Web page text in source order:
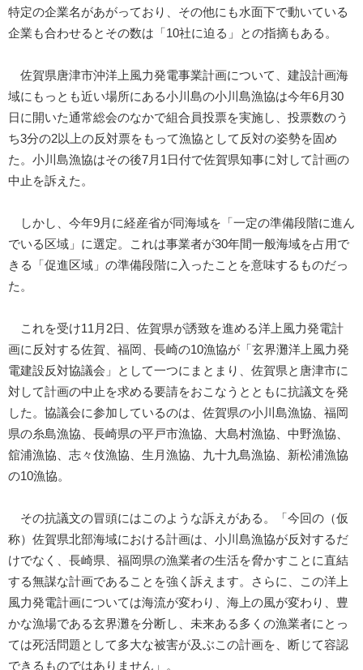
特定の企業名があがっており、その他にも水面下で動いている
企業も合わせるとその数は「10社に迫る」との指摘もある。
佐賀県唐津市沖洋上風力発電事業計画について、建設計画海
域にもっとも近い場所にある小川島の小川島漁協は今年6月30
日に開いた通常総会のなかで組合員投票を実施し、投票数のう
ち3分の2以上の反対票をもって漁協として反対の姿勢を固め
た。小川島漁協はその後7月1日付で佐賀県知事に対して計画の
中止を訴えた。
しかし、今年9月に経産省が同海域を「一定の準備段階に進ん
でいる区域」に選定。これは事業者が30年間一般海域を占用で
きる「促進区域」の準備段階に入ったことを意味するものだっ
た。
これを受け11月2日、佐賀県が誘致を進める洋上風力発電計
画に反対する佐賀、福岡、長崎の10漁協が「玄界灘洋上風力発
電建設反対協議会」として一つにまとまり、佐賀県と唐津市に
対して計画の中止を求める要請をおこなうとともに抗議文を発
した。協議会に参加しているのは、佐賀県の小川島漁協、福岡
県の糸島漁協、長崎県の平戸市漁協、大島村漁協、中野漁協、
舘浦漁協、志々伎漁協、生月漁協、九十九島漁協、新松浦漁協
の10漁協。
その抗議文の冒頭にはこのような訴えがある。「今回の（仮
称）佐賀県北部海域における計画は、小川島漁協が反対するだ
けでなく、長崎県、福岡県の漁業者の生活を脅かすことに直結
する無謀な計画であることを強く訴えます。さらに、この洋上
風力発電計画については海流が変わり、海上の風が変わり、豊
かな漁場である玄界灘を分断し、未来ある多くの漁業者にとっ
ては死活問題として多大な被害が及ぶこの計画を、断じて容認
できるものではありません」。